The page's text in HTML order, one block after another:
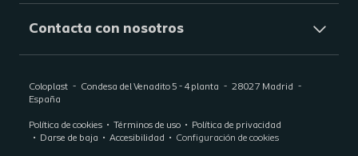
Contacta con nosotros
Coloplast Condesa del Venadito 5 - 4 planta 28027 Madrid
España
Política de cookies Términos de uso
Política de privacidad
Darse de baja
Accesibilidad Configuración de cookies